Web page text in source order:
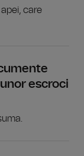
care
escroci